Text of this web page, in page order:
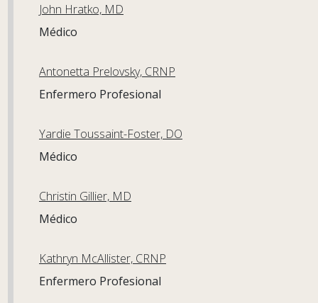
John Hratko, MD
Médico
Antonetta Prelovsky, CRNP
Enfermero Profesional
Yardie Toussaint-Foster, DO
Médico
Christin Gillier, MD
Médico
Kathryn McAllister, CRNP
Enfermero Profesional